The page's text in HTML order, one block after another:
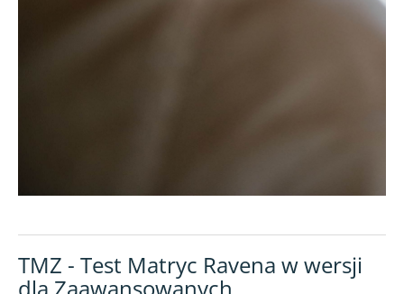
TMZ - Test Matryc Ravena w wersji
dla Zaawansowanych